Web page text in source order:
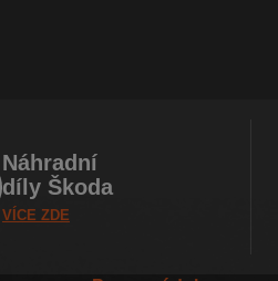
Náhradní
díly Škoda
VÍCE ZDE